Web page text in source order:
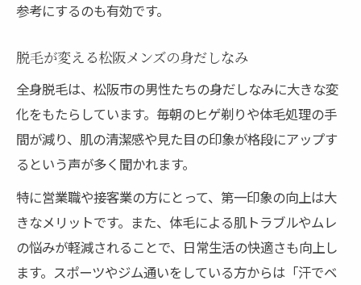
参考にするのも有効です。
脱毛が変える松阪メンズの身だしなみ
全身脱毛は、松阪市の男性たちの身だしなみに大きな変
化をもたらしています。毎朝のヒゲ剃りや体毛処理の手
間が減り、肌の清潔感や見た目の印象が格段にアップす
るという声が多く聞かれます。
特に営業職や接客業の方にとって、第一印象の向上は大
きなメリットです。また、体毛による肌トラブルやムレ
の悩みが軽減されることで、日常生活の快適さも向上し
ます。スポーツやジム通いをしている方からは「汗でベ